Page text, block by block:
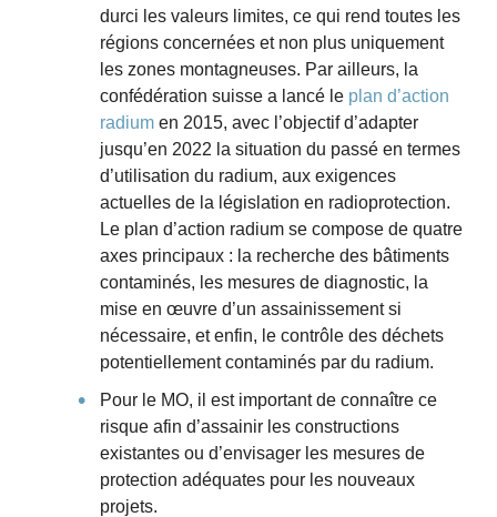
durci les valeurs limites, ce qui rend toutes les
régions concernées et non plus uniquement
les zones montagneuses. Par ailleurs, la
confédération suisse a lancé le plan d’action
radium en 2015, avec l’objectif d’adapter
jusqu’en 2022 la situation du passé en termes
d’utilisation du radium, aux exigences
actuelles de la législation en radioprotection.
Le plan d’action radium se compose de quatre
axes principaux : la recherche des bâtiments
contaminés, les mesures de diagnostic, la
mise en œuvre d’un assainissement si
nécessaire, et enfin, le contrôle des déchets
potentiellement contaminés par du radium.
Pour le MO, il est important de connaître ce
risque afin d’assainir les constructions
existantes ou d’envisager les mesures de
protection adéquates pour les nouveaux
projets.